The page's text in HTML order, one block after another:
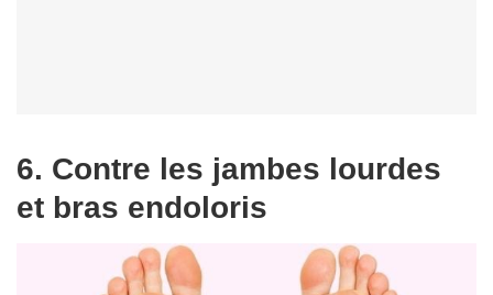
6. Contre les jambes lourdes
et bras endoloris